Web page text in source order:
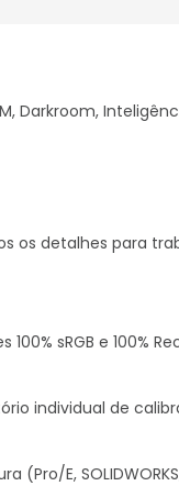
Darkroom,
os detalhes para
sRGB e 100%
individual de
E,